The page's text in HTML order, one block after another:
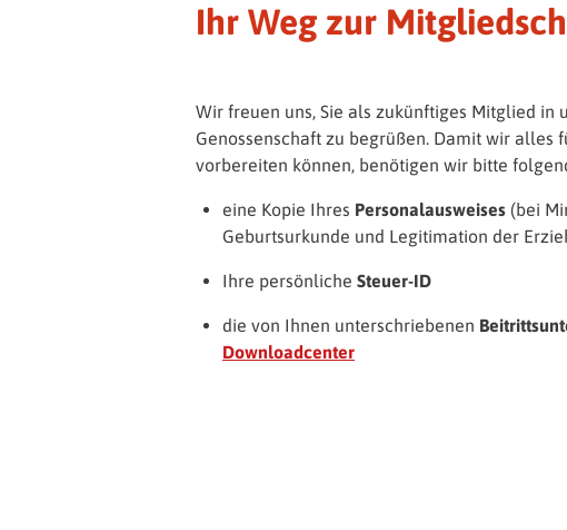
Ihr Weg zur
Wir freuen uns, Sie als zukünftiges Mitglied in
Genossenschaft zu begrüßen. Damit wir alles
vorbereiten können, benötigen wir bitte
eine Kopie Ihres Personalausweises (bei
Geburtsurkunde und Legitimation der
Ihre persönliche Steuer-ID
die von Ihnen unterschriebenen
Downloadcenter